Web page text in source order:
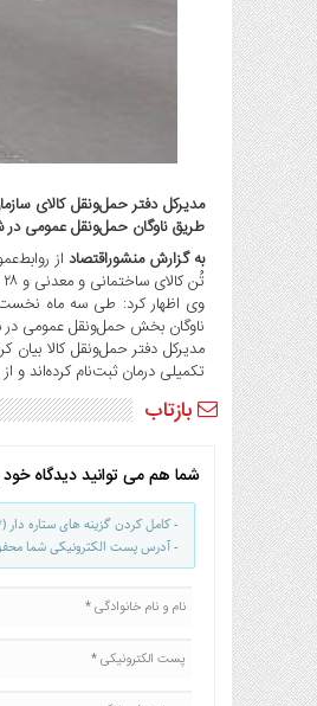
آپ
و
فن
آوری
بانک
،
بیمه
و
ارز
دیجیتال
کشاورزی
و
صنایع
غذایی
سیاسی
و
بین
الملل
نگاه
روز
گوناگون
طریق ناوگان حمل‌ونقل عمومی
به گزارش منشوراقتصاد
تُن کالای ساختمانی و معدنی و ۲۸ میلیون و ۱۰۰ هزار تُن کالای کشاورزی، دامی و غذایی در سطح راه‌ها جابه‌جا شده است.
ناوگان بخش حمل‌ونقل عمومی
تکمیلی درمان ثبت‌نام کرده‌اند و
بازتاب
شما هم می توانید دیدگاه خود
- کامل کردن گزینه های ستاره دار
- آدرس پست الکترونیکی شما